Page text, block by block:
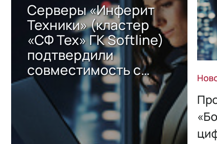
Серверы «Инферит
Техники» (кластер
«СФ Тех» ГК Softline)
подтвердили
совместимость с
решением Sharx
Storage 2.x для
хранения данных